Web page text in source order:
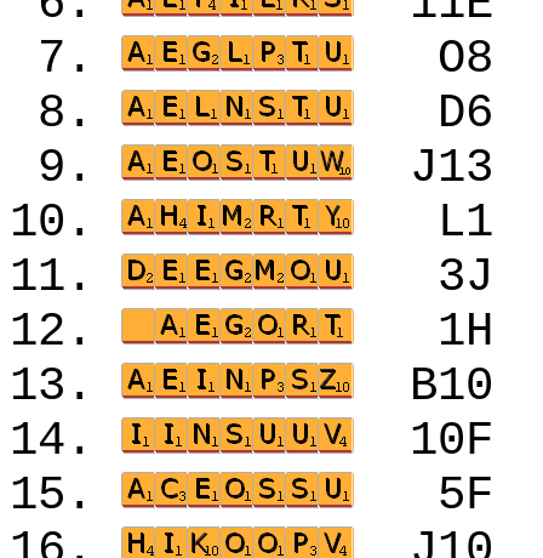
7.
8.
9.
10.
11.
12.
1H
13.
14.
15.